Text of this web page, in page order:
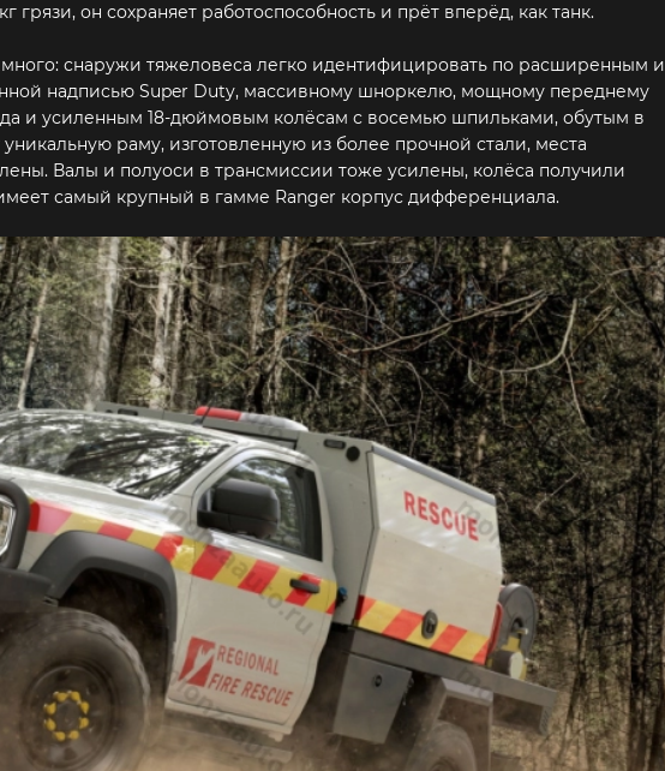
он сохраняет работоспособность и прёт вперёд, как танк.
снаружи тяжеловеса легко идентифицировать по расширенным и
надписью Super Duty, массивному шноркелю, мощному переднему
и усиленным 18-дюймовым колёсам с восемью шпильками, обутым в
раму, изготовленную из более прочной стали, места
Валы и полуоси в трансмиссии тоже усилены, колёса получили
самый крупный в гамме Ranger корпус дифференциала.